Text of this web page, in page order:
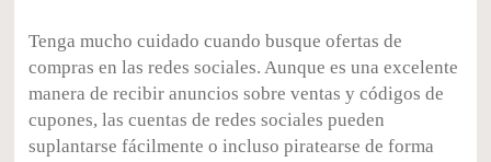
Tenga mucho cuidado cuando busque ofertas de
compras en las redes sociales. Aunque es una excelente
manera de recibir anuncios sobre ventas y códigos de
cupones, las cuentas de redes sociales pueden
suplantarse fácilmente o incluso piratearse de forma